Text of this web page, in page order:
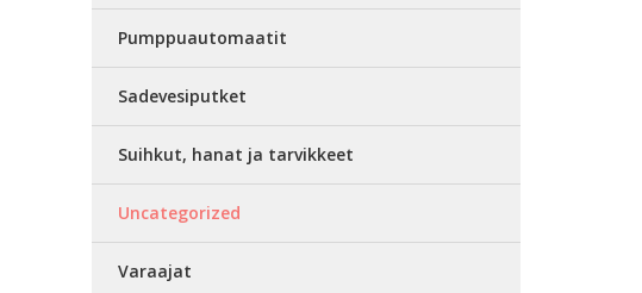
Pumppuautomaatit
Sadevesiputket
Suihkut, hanat ja tarvikkeet
Uncategorized
Varaajat